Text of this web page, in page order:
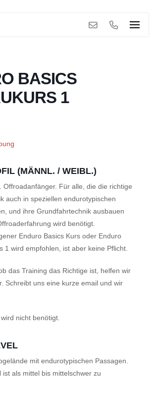
BASICS
1
(MÄNNL. / WEIBL.)
Offroadanfänger. Für alle, die die richtige
auch in speziellen endurotypischen
und ihre Grundfahrtechnik ausbauen
wird benötigt.
Enduro Basics Kurs oder Enduro
1 wird empfohlen, ist aber keine Pflicht.
das Training das Richtige ist, helfen wir
Schreibt uns eine kurze email und wir
nicht benötigt.
mit endurotypischen Passagen.
ist als mittel bis mittelschwer zu